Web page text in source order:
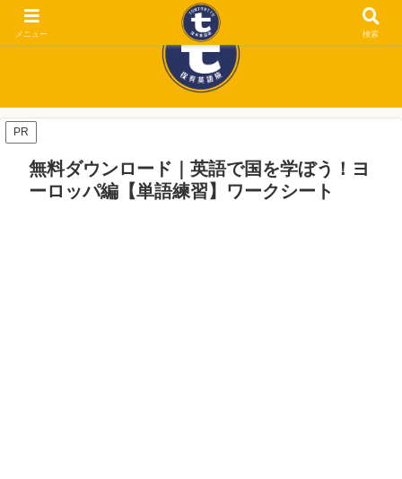
PR
無料ダウンロード｜英語で国を学ぼう！ヨ
ーロッパ編【単語練習】ワークシート
メニュー 検索